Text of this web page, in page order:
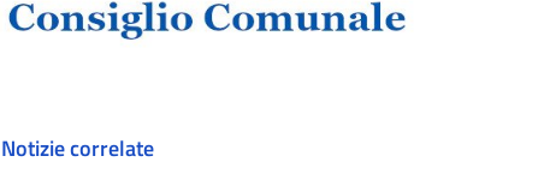
Notizie correlate